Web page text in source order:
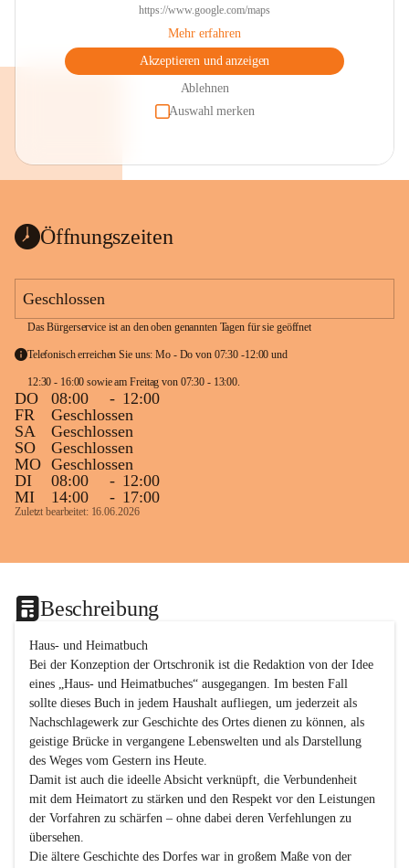
https://www.google.com/maps
Mehr erfahren
Akzeptieren und anzeigen
Ablehnen
Auswahl merken
Öffnungszeiten
Geschlossen
Das Bürgerservice ist an den oben genannten Tagen für sie geöffnet
Telefonisch erreichen Sie uns: Mo - Do von 07:30 -12:00 und
DO 08:00 - 12:00
FR
Geschlossen
SA
Geschlossen
SO
Geschlossen
MO Geschlossen
DI
08:00 - 12:00
MI
14:00 - 17:00
Zuletzt bearbeitet: 16.06.2026
Beschreibung
Haus- und Heimatbuch
Bei der Konzeption der Ortschronik ist die Redaktion von der Idee
eines „Haus- und Heimatbuches“ ausgegangen. Im besten Fall
sollte dieses Buch in jedem Haushalt aufliegen, um jederzeit als
Nachschlagewerk zur Geschichte des Ortes dienen zu können, als
geistige Brücke in vergangene Lebenswelten und als Darstellung
des Weges vom Gestern ins Heute.
Damit ist auch die ideelle Absicht verknüpft, die Verbundenheit
mit dem Heimatort zu stärken und den Respekt vor den Leistungen
der Vorfahren zu schärfen – ohne dabei deren Verfehlungen zu
übersehen.
Die ältere Geschichte des Dorfes war in großem Maße von der